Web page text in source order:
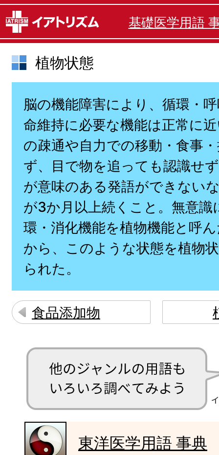
基礎医学用語
植物状態
脳の機能障害により、循環・
命維持に必要な機能は正常に
の疎通や自力での移動・食事
ず、目で物を追っても認識せ
が意味のある発語ができない
が3か月以上続くこと。無意識
環・消化機能を植物機能と呼
から、このような状態を植物
られた。
食品添加物
東洋医学用語 事典